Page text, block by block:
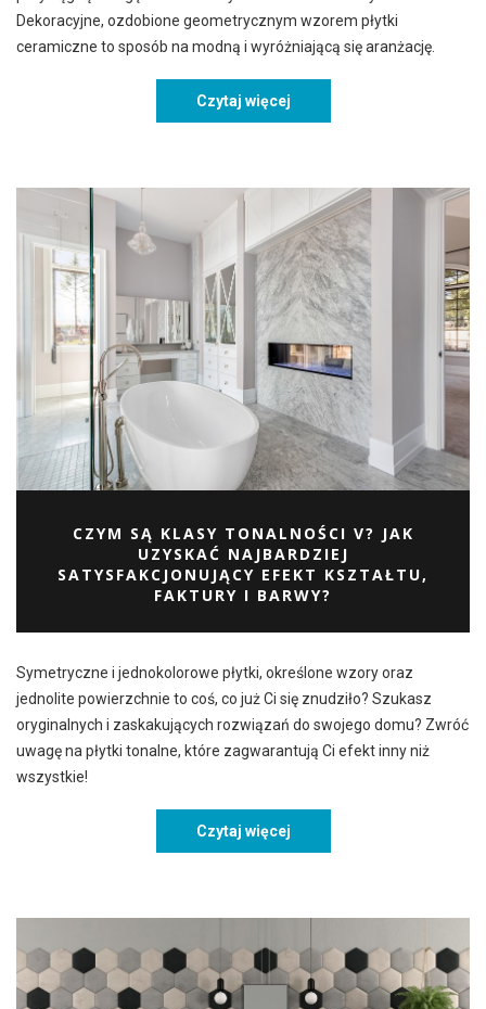
Dekoracyjne, ozdobione geometrycznym wzorem płytki
ceramiczne to sposób na modną i wyróżniającą się aranżację.
Czytaj więcej
CZYM SĄ KLASY TONALNOŚCI V? JAK
UZYSKAĆ NAJBARDZIEJ
SATYSFAKCJONUJĄCY EFEKT KSZTAŁTU,
FAKTURY I BARWY?
Symetryczne i jednokolorowe płytki, określone wzory oraz
jednolite powierzchnie to coś, co już Ci się znudziło? Szukasz
oryginalnych i zaskakujących rozwiązań do swojego domu? Zwróć
uwagę na płytki tonalne, które zagwarantują Ci efekt inny niż
wszystkie!
Czytaj więcej